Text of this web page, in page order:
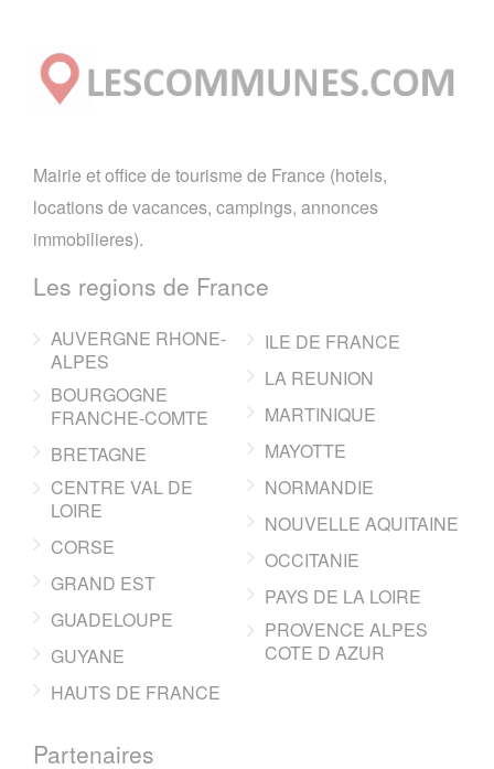
Mairie et office de tourisme de France (hotels,
locations de vacances, campings, annonces
immobilieres).
Les regions de France
AUVERGNE RHONE-
ALPES
BOURGOGNE
FRANCHE-COMTE
BRETAGNE
CENTRE VAL DE
LOIRE
CORSE
GRAND EST
GUADELOUPE
GUYANE
HAUTS DE FRANCE
ILE DE FRANCE
LA REUNION
MARTINIQUE
MAYOTTE
NORMANDIE
NOUVELLE AQUITAINE
OCCITANIE
PAYS DE LA LOIRE
PROVENCE ALPES
COTE D AZUR
Partenaires